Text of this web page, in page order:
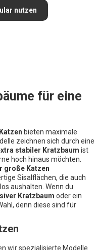
nutzen
für eine
bieten maximale
zeichnen sich durch eine
stabiler Kratzbaum ist
hoch hinaus möchten.
große Katzen
Sisalflächen, die auch
aushalten. Wenn du
Kratzbaum oder ein
denn diese sind für
wir spezialisierte Modelle